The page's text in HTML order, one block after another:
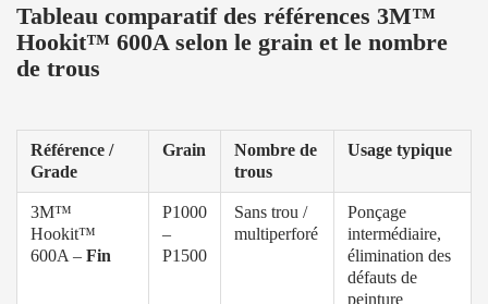
Tableau comparatif des références 3M™
Hookit™ 600A selon le grain et le nombre
de trous
Référence /
Grade
Grain
Nombre de
trous
Usage typique
3M™
Hookit™
600A – Fin
P1000
–
P1500
Sans trou /
multiperforé
Ponçage
intermédiaire,
élimination des
défauts de
peinture